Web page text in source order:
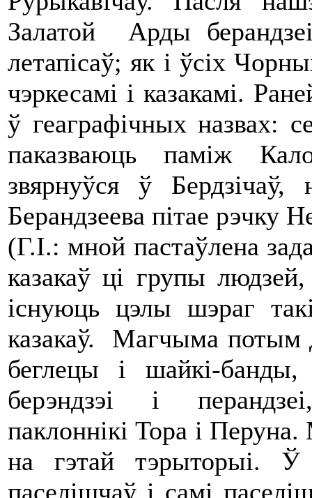
Залатой Арды
летапісаў; як і ўсіх
чэркесамі і казакамі.
ў геаграфічных назвах:
паказваюць паміж
звярнуўся ў
Берандзеева пітае рэчку
(Г.І.: мной пастаўлена
казакаў ці групы
існуюць цэлы шэраг
казакаў. Магчыма потым
беглецы і шайкі-банды,
берэндзэі і
паклоннікі Тора і
на гэтай тэрыторыі. Ў
паселішчаў і самі